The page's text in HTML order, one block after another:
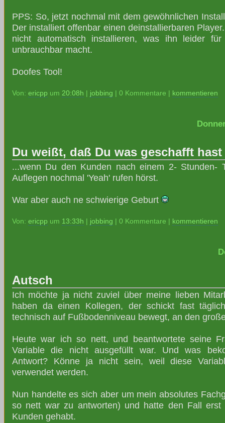
PPS: So, jetzt nochmal mit dem gewöhnlichen
Der installiert offenbar einen deinstallierbaren
nicht automatisch installieren, was ihn leider
unbrauchbar macht.
Doofes Tool!
Von: ericpp um 20:08h jobbing | 0 Kommentare | kommentieren
Du weißt, daß Du was geschafft hast
...wenn Du den Kunden nach einem 2- Stunden-
Auflegen nochmal 'Yeah' rufen hörst.
War aber auch ne schwierige Geburt
Von: ericpp um 13:33h jobbing | 0 Kommentare | kommentieren
Autsch
Ich möchte ja nicht zuviel über meine lieben
haben da einen Kollegen, der schickt fast
technisch auf Fußbodenniveau bewegt, an den
Heute war ich so nett, und beantwortete seine
Variable die nicht ausgefüllt war. Und was
Antwort? Könne ja nicht sein, weil diese
verwendet werden.
Nun handelte es sich aber um mein absolutes
so nett war zu antworten) und hatte den Fall
Kunden gehabt.